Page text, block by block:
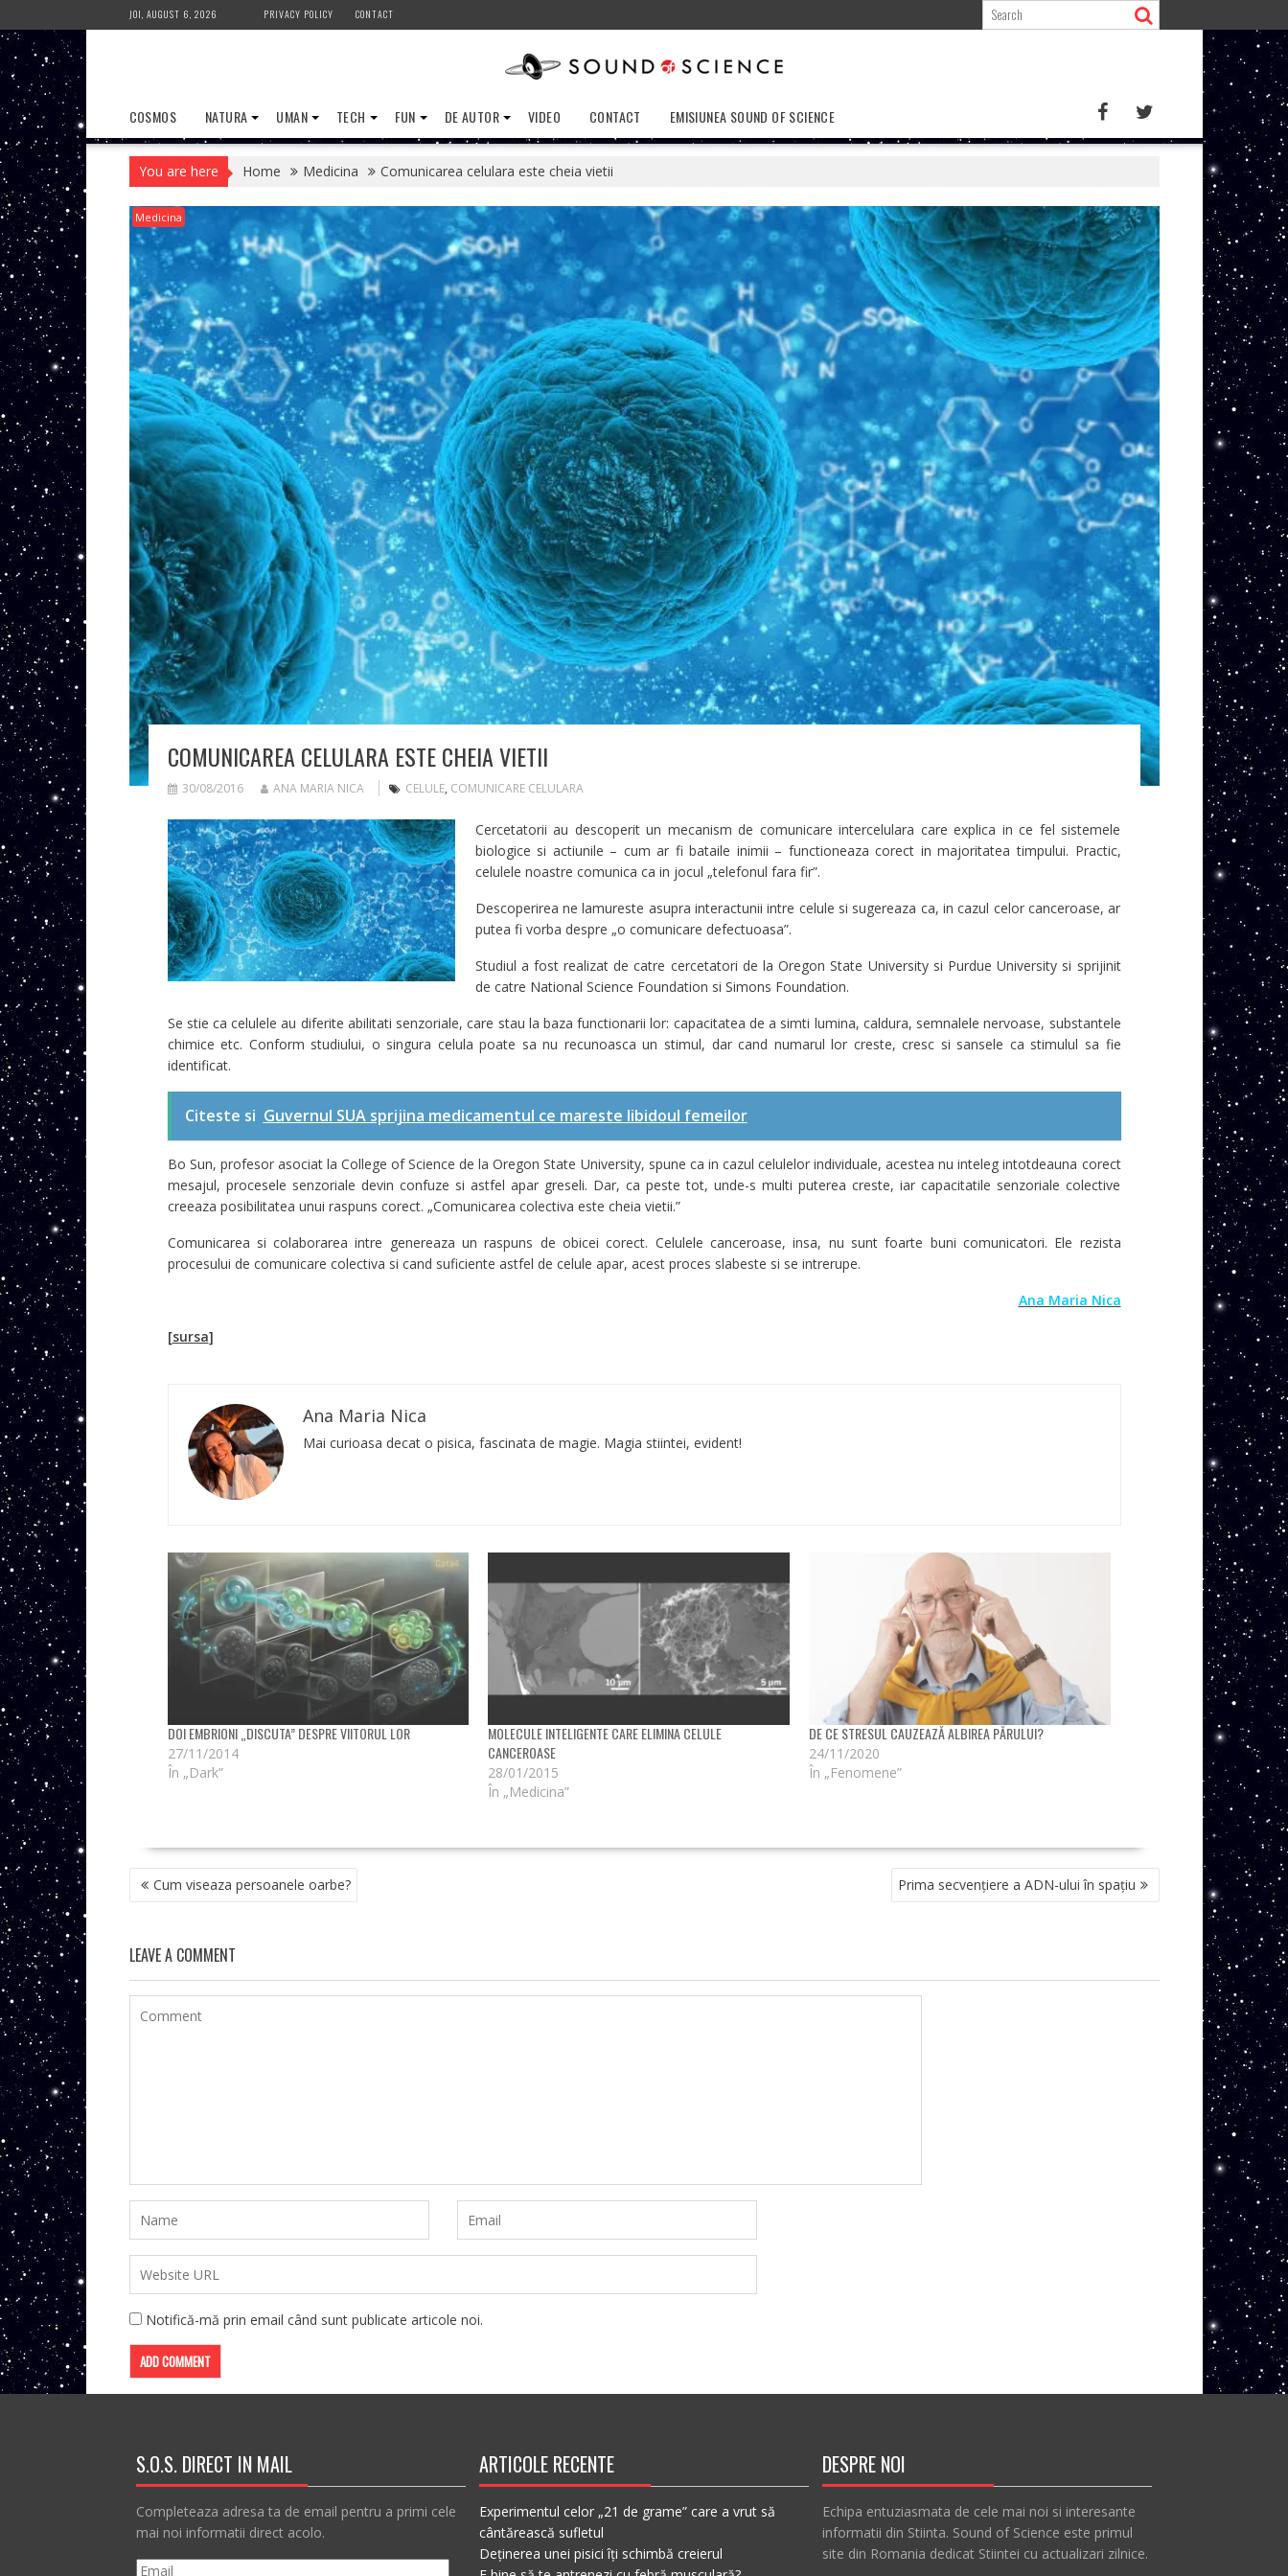
to
content
JOI, AUGUST 6, 2026 PRIVACY POLICY CONTACT
COSMOS NATURA UMAN TECH FUN DE AUTOR VIDEO CONTACT EMISIUNEA SOUND OF SCIENCE
You are here Home Medicina Comunicarea celulara este cheia vietii
Medicina
COMUNICAREA CELULARA ESTE CHEIA VIETII
30/08/2016 ANA MARIA NICA CELULE, COMUNICARE CELULARA
Cercetatorii au descoperit un mecanism de comunicare intercelulara care explica in ce fel sistemele
biologice si actiunile – cum ar fi bataile inimii – functioneaza corect in majoritatea timpului. Practic,
celulele noastre comunica ca in jocul „telefonul fara fir”.
Descoperirea ne lamureste asupra interactunii intre celule si sugereaza ca, in cazul celor canceroase, ar
putea fi vorba despre „o comunicare defectuoasa”.
Studiul a fost realizat de catre cercetatori de la Oregon State University si Purdue University si sprijinit
de catre National Science Foundation si Simons Foundation.
Se stie ca celulele au diferite abilitati senzoriale, care stau la baza functionarii lor: capacitatea de a simti lumina, caldura, semnalele nervoase, substantele
chimice etc. Conform studiului, o singura celula poate sa nu recunoasca un stimul, dar cand numarul lor creste, cresc si sansele ca stimulul sa fie
identificat.
Citeste si Guvernul SUA sprijina medicamentul ce mareste libidoul femeilor
Bo Sun, profesor asociat la College of Science de la Oregon State University, spune ca in cazul celulelor individuale, acestea nu inteleg intotdeauna corect
mesajul, procesele senzoriale devin confuze si astfel apar greseli. Dar, ca peste tot, unde-s multi puterea creste, iar capacitatile senzoriale colective
creeaza posibilitatea unui raspuns corect. „Comunicarea colectiva este cheia vietii.”
Comunicarea si colaborarea intre genereaza un raspuns de obicei corect. Celulele canceroase, insa, nu sunt foarte buni comunicatori. Ele rezista
procesului de comunicare colectiva si cand suficiente astfel de celule apar, acest proces slabeste si se intrerupe.
Ana Maria Nica
[sursa]
Ana Maria Nica
Mai curioasa decat o pisica, fascinata de magie. Magia stiintei, evident!
DOI EMBRIONI „DISCUTA” DESPRE VIITORUL LOR
27/11/2014
În „Dark”
MOLECULE INTELIGENTE CARE ELIMINA CELULE
CANCEROASE
28/01/2015
În „Medicina”
DE CE STRESUL CAUZEAZĂ ALBIREA PĂRULUI?
24/11/2020
În „Fenomene”
NAVIGARE
ÎN Cum viseaza persoanele oarbe? Prima secvențiere a ADN-ului în spațiu
LEAVE A COMMENT
Notifică-mă prin email când sunt publicate articole noi.
S.O.S. DIRECT IN MAIL
Completeaza adresa ta de email pentru a primi cele
mai noi informatii direct acolo.
Email
ARTICOLE RECENTE
Experimentul celor „21 de grame” care a vrut să
cântărească sufletul
Deținerea unei pisici îți schimbă creierul
DESPRE NOI
Echipa entuziasmata de cele mai noi si interesante
informatii din Stiinta. Sound of Science este primul
site din Romania dedicat Stiintei cu actualizari zilnice.